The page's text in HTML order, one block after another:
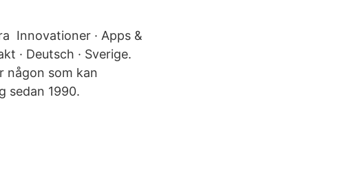
Innovationer · Apps &
· Deutsch · Sverige.
någon som kan
sedan 1990.